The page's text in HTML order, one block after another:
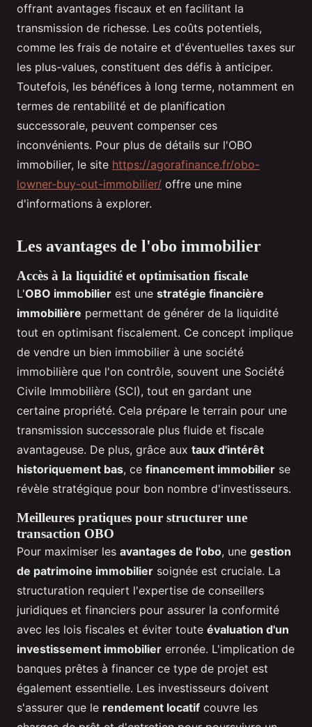
offrant avantages fiscaux et en facilitant la
transmission de richesse. Les coûts potentiels,
comme les frais de notaire et d'éventuelles taxes sur
les plus-values, constituent des défis à anticiper.
Toutefois, les bénéfices à long terme, notamment en
termes de rentabilité et de planification
successorale, peuvent compenser ces
inconvénients. Pour plus de détails sur l'OBO
immobilier, le site https://agorafinance.fr/obo-
lowner-buy-out-immobilier/ offre une mine
d'informations à explorer.
Les avantages de l'obo immobilier
Accès à la liquidité et optimisation fiscale
L'OBO immobilier est une stratégie financière
immobilière permettant de générer de la liquidité
tout en optimisant fiscalement. Ce concept implique
de vendre un bien immobilier à une société
immobilière que l'on contrôle, souvent une Société
Civile Immobilière (SCI), tout en gardant une
certaine propriété. Cela prépare le terrain pour une
transmission successorale plus fluide et fiscale
avantageuse. De plus, grâce aux taux d'intérêt
historiquement bas, ce financement immobilier se
révèle stratégique pour bon nombre d'investisseurs.
Meilleures pratiques pour structurer une
transaction OBO
Pour maximiser les avantages de l'obo, une gestion
de patrimoine immobilier soignée est cruciale. La
structuration requiert l'expertise de conseillers
juridiques et financiers pour assurer la conformité
avec les lois fiscales et éviter toute évaluation d'un
investissement immobilier erronée. L'implication de
banques prêtes à financer ce type de projet est
également essentielle. Les investisseurs doivent
s'assurer que le rendement locatif couvre les